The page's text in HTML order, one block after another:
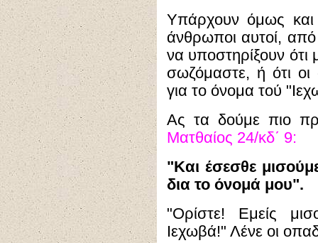
Υπάρχουν όμως
άνθρωποι αυτοί,
να υποστηρίξουν
σωζόμαστε, ή ότι οι
για το όνομα τού
Ας τα δούμε πιο
Ματθαίος 24/κδ΄ 9:
"Και έσεσθε
δια το όνομά μου".
"Ορίστε! Εμείς
Ιεχωβά!" Λένε οι